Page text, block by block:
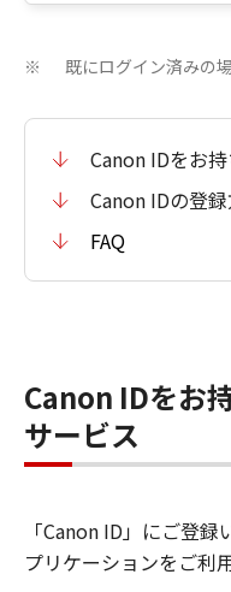
※ 既にログイン済みの
Canon IDをお
Canon IDの登
FAQ
Canon IDをお
サービス
「Canon ID」にご登
プリケーションをご利